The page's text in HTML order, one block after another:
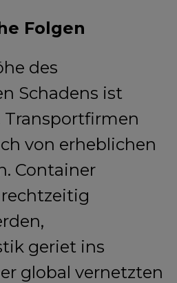
Folgen
des
Schadens ist
Transportfirmen
von erheblichen
Container
geriet ins
global vernetzten